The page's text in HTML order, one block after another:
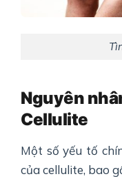
Nguyên
Cellulite
Một số yếu tố
của cellulite, bao